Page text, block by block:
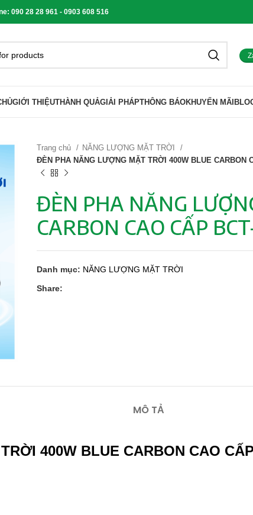
090 28 28 961 - 0903 608 516
GIỚI THIỆUTHÀNH QUẢGIẢI PHÁPTHÔNG BÁOKHUYẾN MÃI
Trang chủ
NĂNG LƯỢNG MẶT TRỜI
ĐÈN PHA NĂNG LƯỢNG MẶT TRỜI 400W BLUE CARBON
ĐÈN PHA NĂNG
CARBON CAO CẤP
Danh mục: NĂNG LƯỢNG MẶT TRỜI
Share:
MÔ TẢ
400W BLUE CARBON CAO